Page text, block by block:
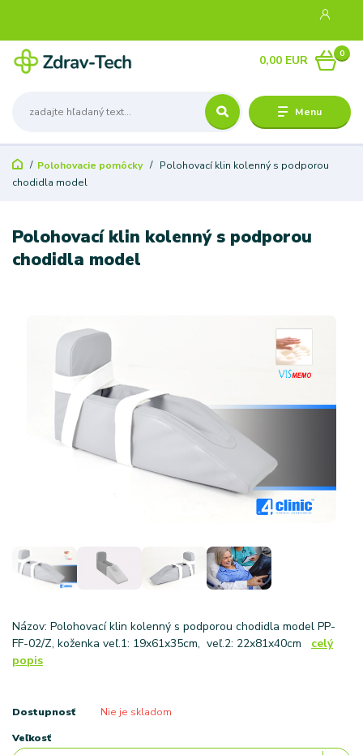
Menu
0
0,00 EUR
Polohovacie pomôcky
Polohovací klin kolenný s podporou
chodidla model
Polohovací klin kolenný s podporou
chodidla model
Názov: Polohovací klin kolenný s podporou chodidla model PP-
FF-02/Z, koženka veľ.1: 19x61x35cm, veľ.2: 22x81x40cm celý
popis
Dostupnosť Nie je skladom
Veľkosť